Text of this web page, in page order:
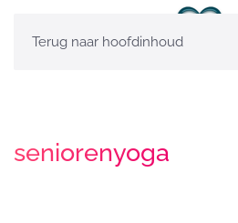
Terug naar hoofdinhoud
seniorenyoga